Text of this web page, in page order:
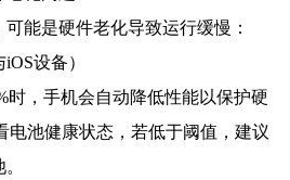
能是硬件老化导致运行缓慢：
设备）
时，手机会自动降低性能以保护硬
电池健康状态，若低于阈值，建议